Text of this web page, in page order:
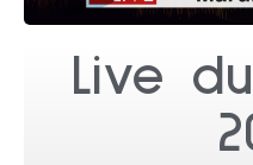
Live